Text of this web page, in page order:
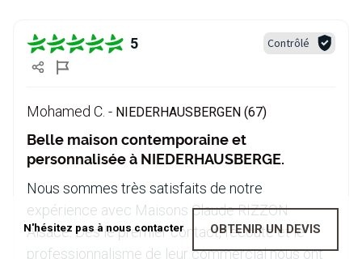
N'hésitez pas à nous contacter OBTENIR UN DEVIS
5 Contrôlé
Mohamed C. - NIEDERHAUSBERGEN (67)
Belle maison contemporaine et
personnalisée à NIEDERHAUSBERGE.
Nous sommes très satisfaits de notre
expérience avec Maisons Claude RIZZON
Alsace. Dès le premier contact, l'écoute et le
professionnalisme de leur commercial nous ont